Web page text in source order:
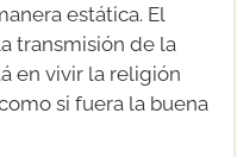
estática. El
transmisión de la
en vivir la religión
si fuera la buena